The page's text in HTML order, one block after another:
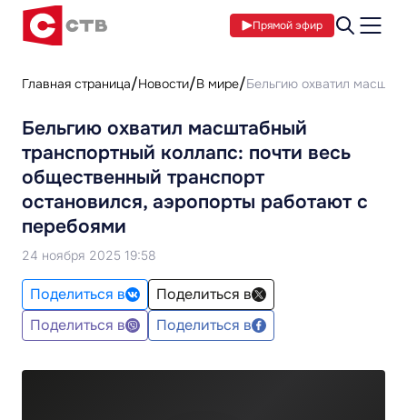
Прямой эфир
Главная страница Новости В мире Бельгию охватил
Бельгию охватил масштабный
транспортный коллапс: почти весь
общественный транспорт
остановился, аэропорты работают с
перебоями
24 ноября 2025 19:58
Поделиться в
Поделиться в
Поделиться в
Поделиться в